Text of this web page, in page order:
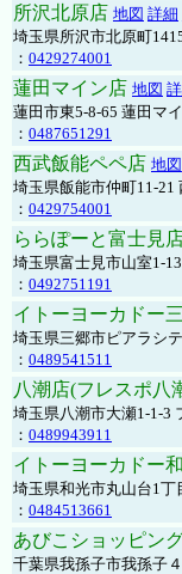
所沢北原店 地図 詳細
埼玉県所沢市北原町
： 0429274001
蓮田マイン店 地図
蓮田市東5-8-65 蓮田マ
： 0487651291
西武飯能ペペ店 地図
埼玉県飯能市仲町11-21
： 0429754001
ららぽーと富士見
埼玉県富士見市山室1-
： 0492751191
イトーヨーカドー
埼玉県三郷市ピアラシ
： 0489541511
八潮店(フレスポ八
埼玉県八潮市大瀬1-1-3
： 0489943911
イトーヨーカドー
埼玉県和光市丸山台1丁
： 0484513661
あびこショッピン
千葉県我孫子市我孫子